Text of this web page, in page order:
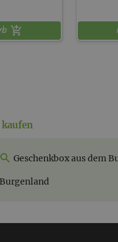
Geschenkbox aus dem